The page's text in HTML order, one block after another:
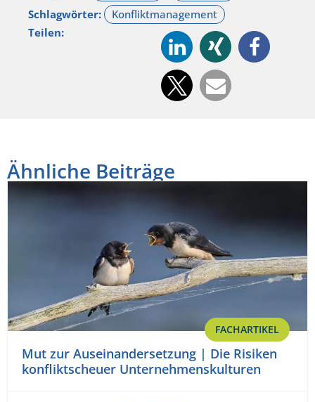
Schlagwörter:
Teilen:
Ähnliche Beiträge
FACHARTIKEL
Mut zur Auseinandersetzung | Die Risiken
konfliktscheuer Unternehmenskulturen